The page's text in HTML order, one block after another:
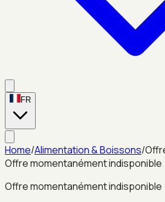
FR
Home/Alimentation & Boissons/
Offre momentanément indisponible
Offre momentanément indisponible